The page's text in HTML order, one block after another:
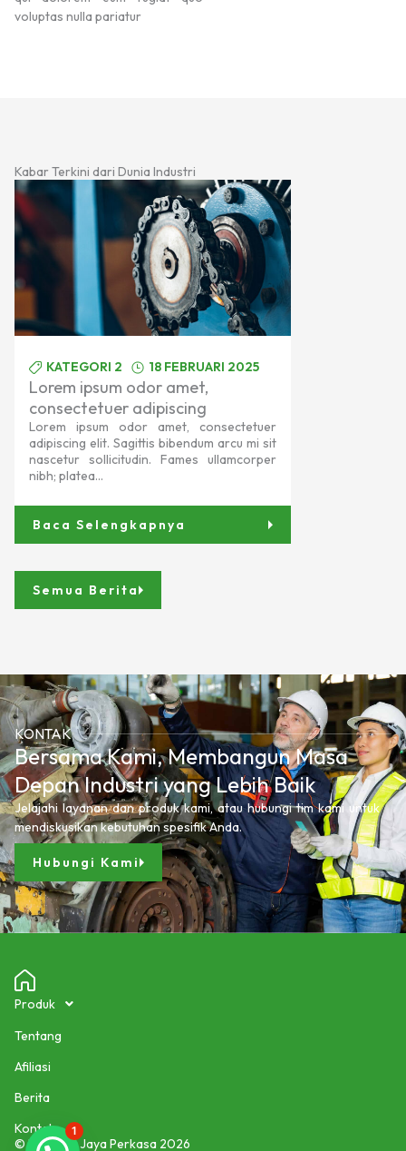
voluptas nulla pariatur
Kabar Terkini dari Dunia Industri
KATEGORI 2 18 FEBRUARI 2025
Lorem ipsum odor amet,
consectetuer adipiscing
Lorem ipsum odor amet, consectetuer
adipiscing elit. Sagittis bibendum arcu mi sit
nascetur sollicitudin. Fames ullamcorper
nibh; platea...
Baca Selengkapnya
Semua Berita
Produk
Tentang
Afiliasi
Berita
Kontak
© PT Masa Jaya Perkasa 2026
KONTAK
Bersama Kami, Membangun Masa
Depan Industri yang Lebih Baik
Jelajahi layanan dan produk kami, atau hubungi tim kami untuk
mendiskusikan kebutuhan spesifik Anda.
Hubungi Kami
1